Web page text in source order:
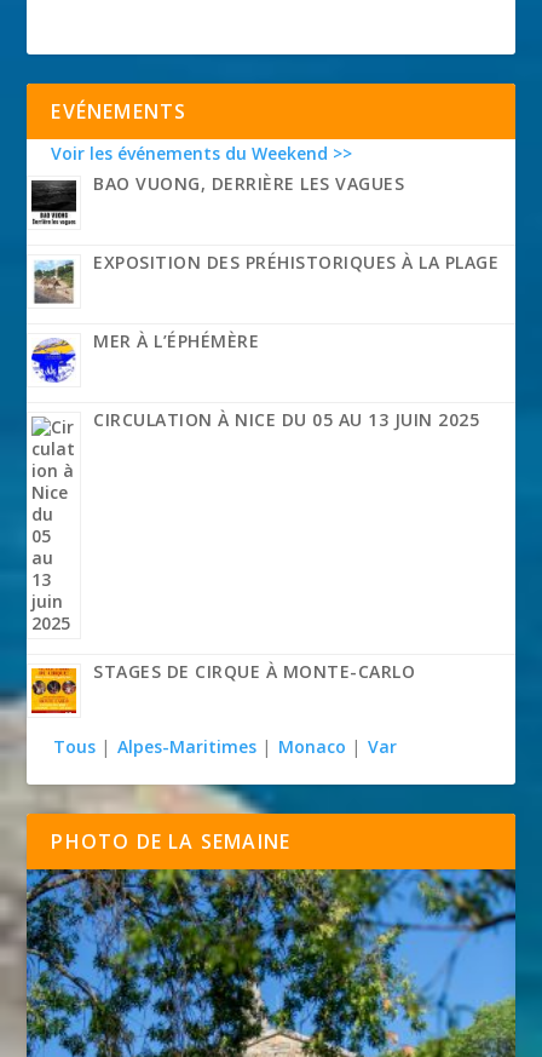
EVÉNEMENTS
Voir les événements du Weekend >>
BAO VUONG, DERRIÈRE LES VAGUES
EXPOSITION DES PRÉHISTORIQUES À LA PLAGE
MER À L’ÉPHÉMÈRE
CIRCULATION À NICE DU 05 AU 13 JUIN 2025
STAGES DE CIRQUE À MONTE-CARLO
Tous | Alpes-Maritimes | Monaco | Var
PHOTO DE LA SEMAINE